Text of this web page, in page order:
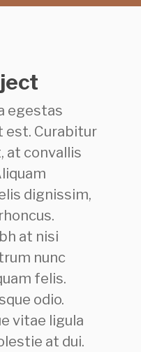
egestas
est. Curabitur
at convallis
dignissim,
at nisi
nunc
felis.
odio.
vitae ligula
at dui.